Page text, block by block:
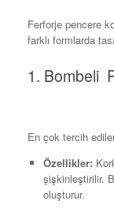
Ferforje pencere
farklı formlarda
1. Bombeli
En çok tercih
Özellikler:
şişkinleştirilir.
oluşturur.